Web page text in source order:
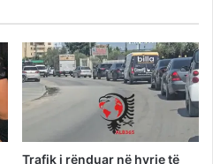
Trafik i rënduar në hyrje të